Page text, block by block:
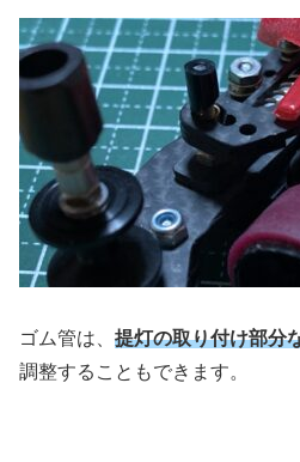
ゴム管は、 提灯の取り付け部分
調整することもできます。